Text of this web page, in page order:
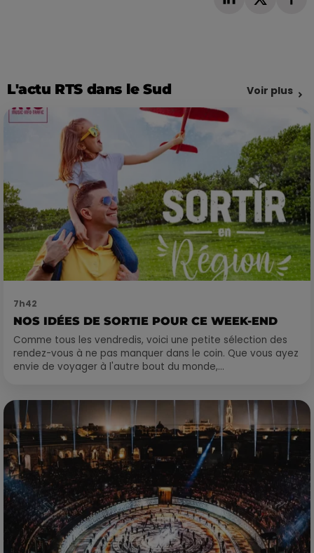
L'actu RTS dans le Sud Voir plus
7h42
NOS IDÉES DE SORTIE POUR CE WEEK-END
Comme tous les vendredis, voici une petite sélection des
rendez-vous à ne pas manquer dans le coin. Que vous ayez
envie de voyager à l'autre bout du monde,...